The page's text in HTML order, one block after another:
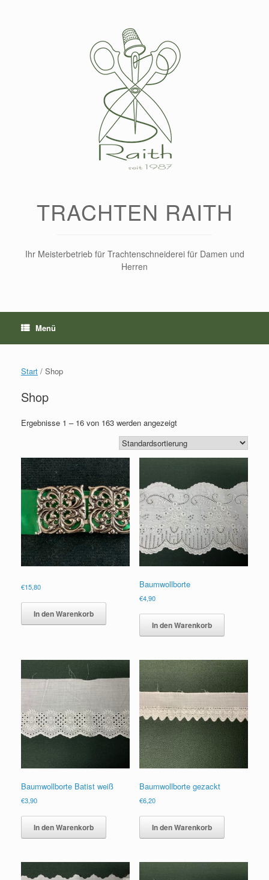
TRACHTEN RAITH
Ihr Meisterbetrieb für Trachtenschneiderei für Damen und
Herren
Menü
Start / Shop
Shop
Ergebnisse 1 – 16 von 163 werden angezeigt
€15,80
In den Warenkorb
Baumwollborte
€4,90
In den Warenkorb
Baumwollborte Batist weiß
€3,90
In den Warenkorb
Baumwollborte gezackt
€6,20
In den Warenkorb